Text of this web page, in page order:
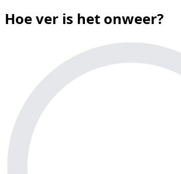
Hoe ver is het onweer?